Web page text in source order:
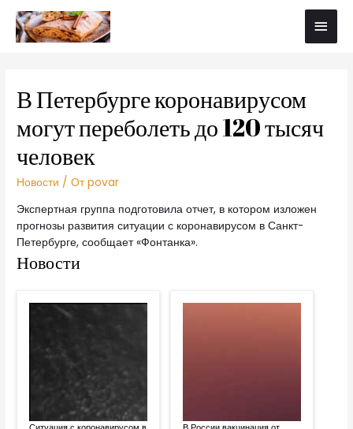
В Петербурге коронавирусом
могут переболеть до 120 тысяч
человек
Новости / От povar
Экспертная группа подготовила отчет, в котором изложен
прогнозы развития ситуации с коронавирусом в Санкт-
Петербурге, сообщает «Фонтанка».
Новости